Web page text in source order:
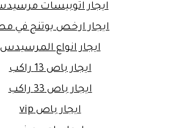
ايجار اتوبيسات
ايجار ارخص يوتنج في
ايجار انواع المرسيدس
ايجار باص 13 راكب
ايجار باص 33 راكب
ايجار باص vip